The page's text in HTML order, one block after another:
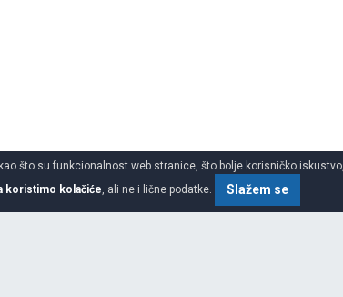
što su funkcionalnost web stranice, što bolje korisničko
koristimo kolačiće , ali ne i lične podatke. Slažem se